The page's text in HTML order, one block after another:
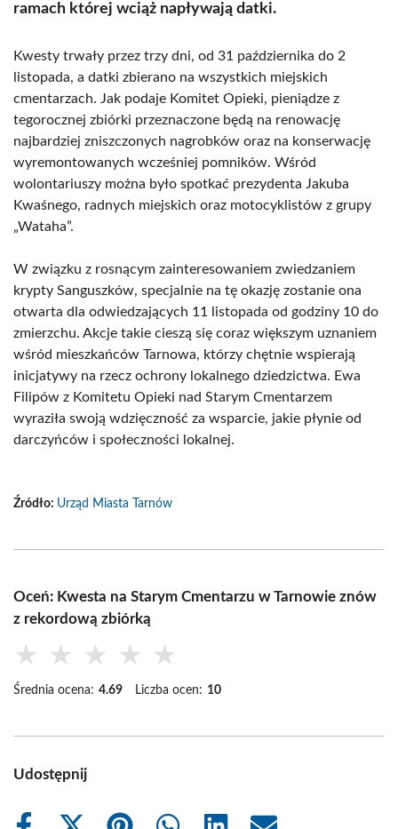
ramach której wciąż napływają datki.
Kwesty trwały przez trzy dni, od 31 października do 2
listopada, a datki zbierano na wszystkich miejskich
cmentarzach. Jak podaje Komitet Opieki, pieniądze z
tegorocznej zbiórki przeznaczone będą na renowację
najbardziej zniszczonych nagrobków oraz na konserwację
wyremontowanych wcześniej pomników. Wśród
wolontariuszy można było spotkać prezydenta Jakuba
Kwaśnego, radnych miejskich oraz motocyklistów z grupy
„Wataha”.
W związku z rosnącym zainteresowaniem zwiedzaniem
krypty Sanguszków, specjalnie na tę okazję zostanie ona
otwarta dla odwiedzających 11 listopada od godziny 10 do
zmierzchu. Akcje takie cieszą się coraz większym uznaniem
wśród mieszkańców Tarnowa, którzy chętnie wspierają
inicjatywy na rzecz ochrony lokalnego dziedzictwa. Ewa
Filipów z Komitetu Opieki nad Starym Cmentarzem
wyraziła swoją wdzięczność za wsparcie, jakie płynie od
darczyńców i społeczności lokalnej.
Źródło: Urząd Miasta Tarnów
Oceń: Kwesta na Starym Cmentarzu w Tarnowie znów
z rekordową zbiórką
★ ★ ★ ★ ★
Średnia ocena: 4.69 Liczba ocen: 10
Udostępnij